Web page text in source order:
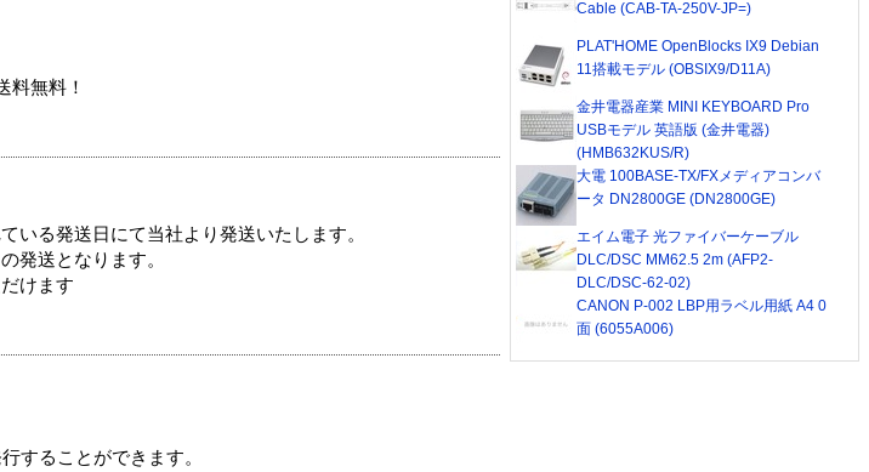
料無料！
いる発送日にて当社より発送いたします。
発送となります。
けます
することができます。
Cable (CAB-TA-250V-JP=)
PLAT'HOME OpenBlocks IX9 Debian
11搭載モデル (OBSIX9/D11A)
金井電器産業 MINI KEYBOARD Pro
USBモデル 英語版 (金井電器)
(HMB632KUS/R)
大電 100BASE-TX/FXメディアコンバ
ータ DN2800GE (DN2800GE)
エイム電子 光ファイバーケーブル
DLC/DSC MM62.5 2m (AFP2-
DLC/DSC-62-02)
CANON P-002 LBP用ラベル用紙 A4 0
面 (6055A006)